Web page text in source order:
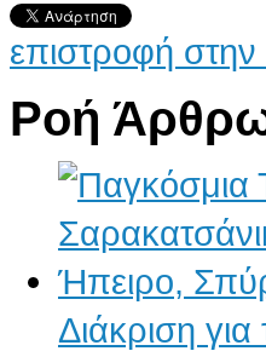
επιστροφή
Ροή
Διάκριση